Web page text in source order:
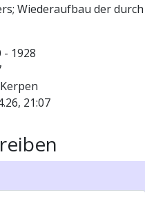
Wiederaufbau der durch
- 1928
21:07